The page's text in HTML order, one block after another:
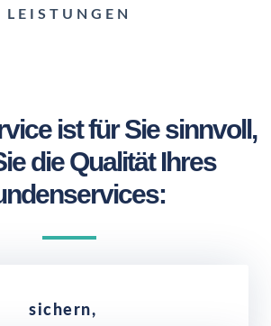
LEISTUNGEN
ist für Sie sinnvoll,
die Qualität Ihres
sichern,